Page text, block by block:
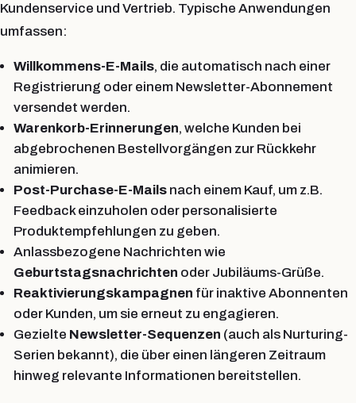
Kundenservice und Vertrieb. Typische Anwendungen
umfassen:
Willkommens-E-Mails, die automatisch nach einer
Registrierung oder einem Newsletter-Abonnement
versendet werden.
Warenkorb-Erinnerungen, welche Kunden bei
abgebrochenen Bestellvorgängen zur Rückkehr
animieren.
Post-Purchase-E-Mails nach einem Kauf, um z.B.
Feedback einzuholen oder personalisierte
Produktempfehlungen zu geben.
Anlassbezogene Nachrichten wie
Geburtstagsnachrichten oder Jubiläums-Grüße.
Reaktivierungskampagnen für inaktive Abonnenten
oder Kunden, um sie erneut zu engagieren.
Gezielte Newsletter-Sequenzen (auch als Nurturing-
Serien bekannt), die über einen längeren Zeitraum
hinweg relevante Informationen bereitstellen.